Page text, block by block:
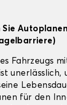
Sie
Fahrzeugs
unerlässlich,
für den